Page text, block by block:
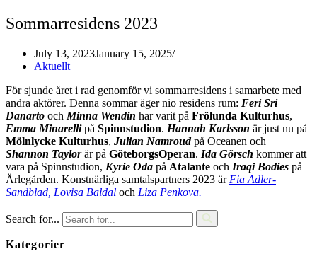
Sommarresidens 2023
July 13, 2023January 15, 2025
Aktuellt
För sjunde året i rad genomför vi sommarresidens i samarbete med
andra aktörer. Denna sommar äger nio residens rum: Feri Sri
Danarto och Minna Wendin har varit på Frölunda Kulturhus,
Emma Minarellipå Spinnstudion. Hannah Karlsson är just nu på
Mölnlycke Kulturhus, Julian Namroudpå Oceanen och
Shannon Taylorär på GöteborgsOperan. Ida Görsch kommer att
vara på Spinnstudion, Kyrie Oda på Atalante och Iraqi Bodies på
Ärlegården. Konstnärliga samtalspartners 2023 är Fia Adler-
Sandblad, Lovisa Baldal och Liza Penkova.
Search for...
Kategorier